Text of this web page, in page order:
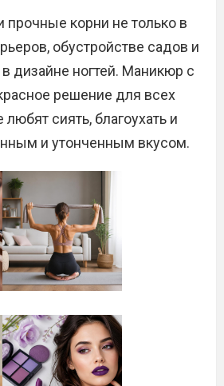
прочные корни не только в
обустройстве садов и
дизайне ногтей. Маникюр с
решение для всех
сиять, благоухать и
и утонченным вкусом.